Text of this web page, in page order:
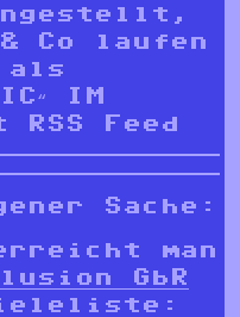
Co laufen
IM
RSS Feed
Sache:
erreicht man
GbR